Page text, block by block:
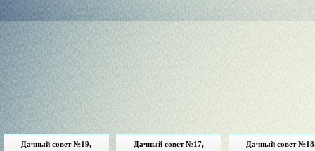
Дачный совет №19,
Дачный совет №17,
Дачный совет